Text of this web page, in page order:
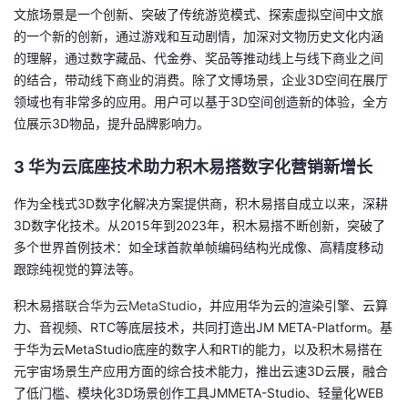
文旅场景是一个创新、 突破了传统游览模式、 探索虚拟空间中文旅
的一个新的创新，通过游戏和互动剧情，加深对文物历史文化内涵
的理解，通过数字藏品、代金券、奖品等推动线上与线下商业之间
的结合，带动线下商业的消费。除了文博场景， 企业3D空间在展厅
领域也有非常多的应用。用户可以基于3D空间创造新的体验，全方
位展示3D物品，提升品牌影响力。
3 华为云底座技术助力积木易搭数字化营销新增长
作为全栈式3D数字化解决方案提供商，积木易搭自成立以来，深耕
3D数字化技术。从2015年到2023年， 积木易搭不断创新，突破了
多个世界首例技术：如全球首款单帧编码结构光成像、高精度移动
跟踪纯视觉的算法等。
积木易搭联合华为云MetaStudio，并应用华为云的渲染引擎、 云算
力、音视频、 RTC等底层技术， 共同打造出JM META-Platform。 基
于华为云MetaStudio底座的数字人和RTI的能力，以及积木易搭在
元宇宙场景生产应用方面的综合技术能力， 推出云速3D云展， 融合
了低门槛、模块化3D场景创作工具JMMETA-Studio、 轻量化WEB